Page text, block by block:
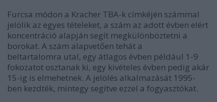
Furcsa módon a Kracher TBA-k címkéjén számmal
jelölik az egyes tételeket, a szám az adott évben elért
koncentráció alapján segít megkülönböztetni a
borokat. A szám alapvetően tehát a
beltartalomra utal, egy átlagos évben például 1-9
fokozatot osztanak ki, egy kivételes évben pedig akár
15-ig is elmehetnek. A jelölés alkalmazását 1995-
ben kezdték, mintegy segítve ezzel a fogyasztókat.